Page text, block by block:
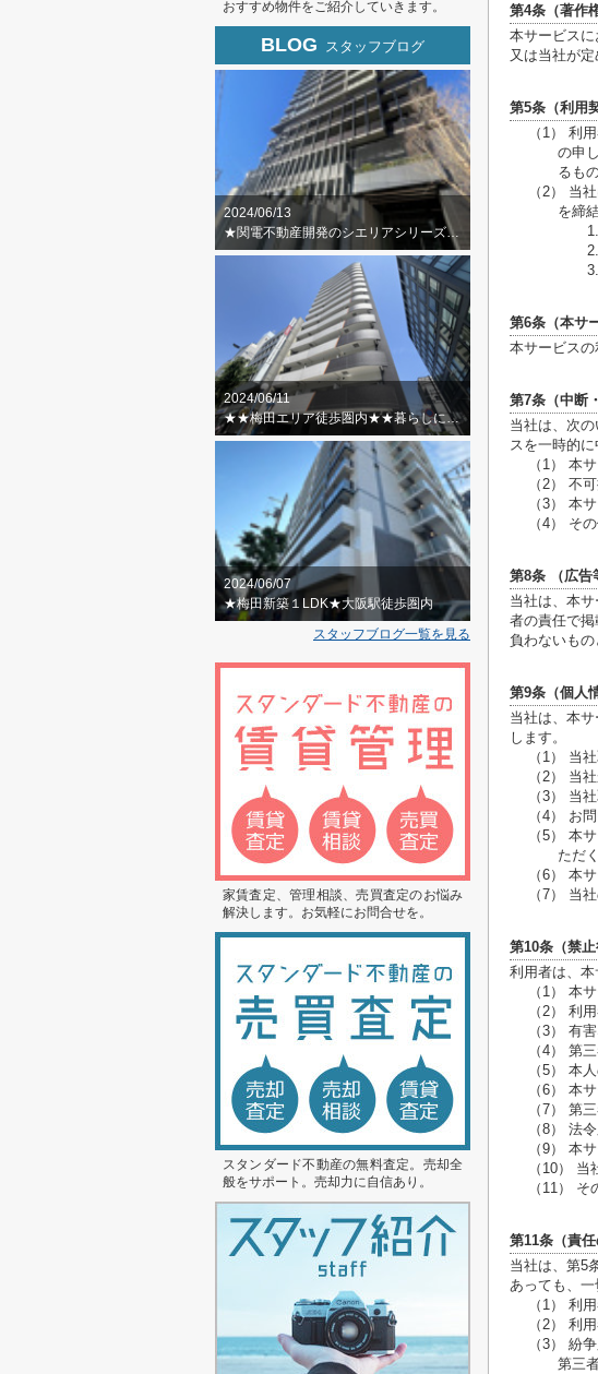
第4条（著作権
本サービス
又は当社が定
第5条（利用
（1） 利
の申
るも
（2） 当
を締
第6条（本サ
本サービスの
第7条（中断
当社は、次
スを一時的に
（1） 本
（2） 不
（3） 本
（4） そ
第8条 （広告
当社は、本
者の責任で
負わないもの
第9条（個人
当社は、本
します。
（1） 当
（2） 当
（3） 当
（4） お
（5） 本
ただ
（6） 本
（7） 当
第10条（禁止
利用者は、本
（1） 本
（2） 利
（3） 有
（4） 第
（5） 本
（6） 本
（7） 第
（8） 法
（9） 本
（10）
（11）
第11条（責任
当社は、第5
あっても、一
（1） 利
（2） 利
（3） 紛
第三
おすすめ物件をご紹介していきます。
BLOG スタッフブログ
2024/06/13
★関電不動産開発のシエリアシリーズ★スカイラウンジ・ゲストルーム
2024/06/11
★★梅田エリア徒歩圏内★★暮らしに便利な周辺環境
2024/06/07
★梅田新築１LDK★大阪駅徒歩圏内
スタッフブログ一覧を見る
家賃査定、管理相談、売買査定のお悩み
解決します。お気軽にお問合せを。
スタンダード不動産の無料査定。売却全
般をサポート。売却力に自信あり。